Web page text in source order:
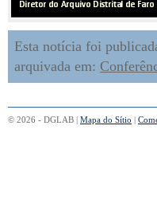
Esta notícia foi
arquivada em:
© 2026 - DGLAB | Mapa do Sítio |